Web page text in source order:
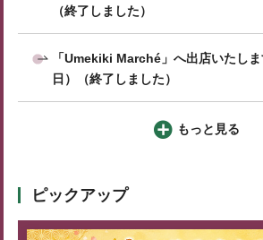
（終了しました）
「Umekiki Marché」へ出店いたし
日）（終了しました）
もっと見る
ピックアップ